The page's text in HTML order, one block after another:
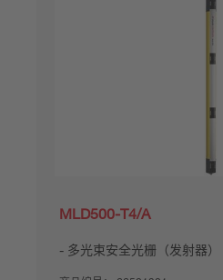
MLD500-T4/A
多光束安全光栅（发射器）